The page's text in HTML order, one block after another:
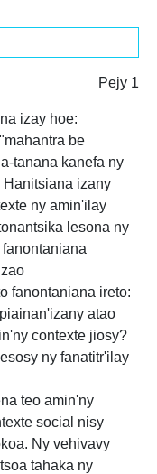
Pejy 1
izay hoe:
be
tanana kanefa ny
izany
ny amin'ilay
lesona ny
fanontaniana ireto:
atao
contexte jiosy?
ny fanatitr'ilay
teo amin'ny
social nisy
Ny vehivavy
tahaka ny